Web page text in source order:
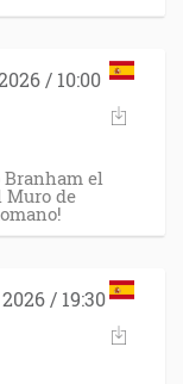
/ 10:00
Branham el
Muro de
/ 19:30